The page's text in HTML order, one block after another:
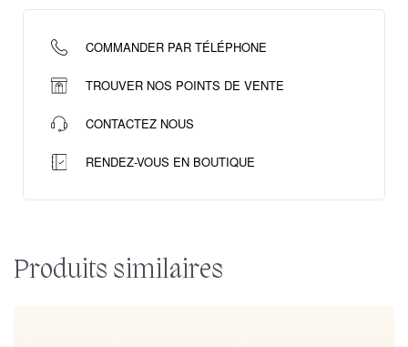
COMMANDER PAR TÉLÉPHONE
TROUVER NOS POINTS DE VENTE
CONTACTEZ NOUS
RENDEZ-VOUS EN BOUTIQUE
Produits similaires